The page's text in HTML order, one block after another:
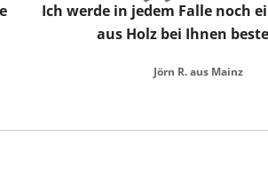
Ich werde in jedem Falle noch
aus Holz bei Ihnen
Jörn R. aus Mainz